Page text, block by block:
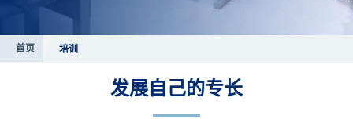
首页 培训
发展自己的专长